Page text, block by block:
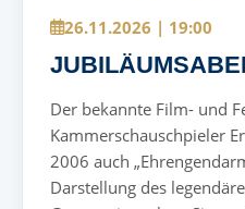
26.11.2026 | 19:00
Der bekannte Film- und
Kammerschauschpieler
2006 auch
Darstellung des